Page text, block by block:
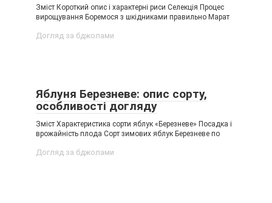
Зміст Короткий опис і характерні риси Селекція Процес
вирощування Боремося з шкідниками правильно Марат
Догляд за бджолами
Яблуня Березневе: опис сорту,
особливості догляду
Зміст Характеристика сорти яблук «Березневе» Посадка і
врожайність плода Сорт зимових яблук Березневе по
Догляд за бджолами